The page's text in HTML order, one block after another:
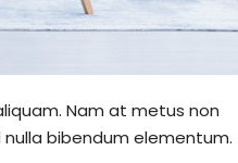
Nam at metus non
bibendum elementum.